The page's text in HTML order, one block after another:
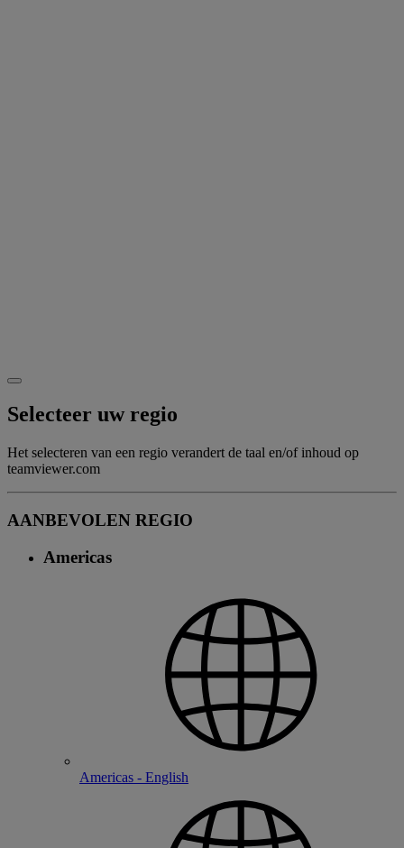
Selecteer uw regio
Het selecteren van een regio verandert de taal en/of inhoud op
teamviewer.com
AANBEVOLEN REGIO
Americas
Americas - English